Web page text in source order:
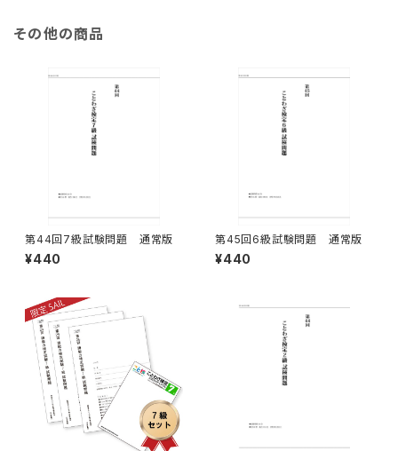
その他の商品
第44回7級試験問題 通常版
¥440
第45回6級試験問題 通常版
¥440